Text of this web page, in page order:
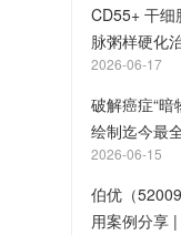
CD55+ 干细
脉粥样硬化
2026-06-17
破解癌症“暗
绘制迄今最
2026-06-15
伯优（
用案例分享